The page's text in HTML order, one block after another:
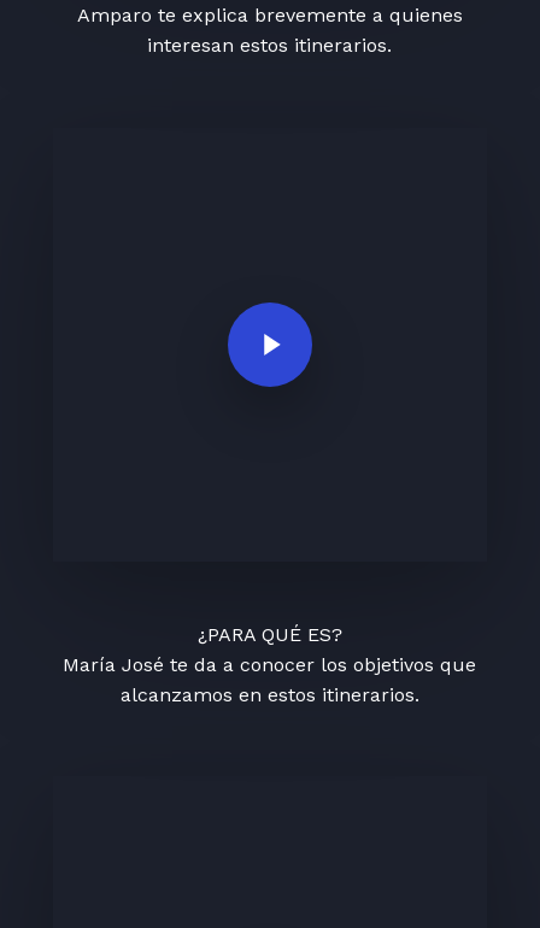
Amparo te explica brevemente a quienes
interesan estos itinerarios.
Play Video
¿PARA QUÉ ES?
María José te da a conocer los objetivos que
alcanzamos en estos itinerarios.